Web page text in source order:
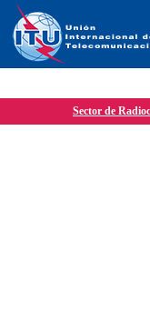
Sector de